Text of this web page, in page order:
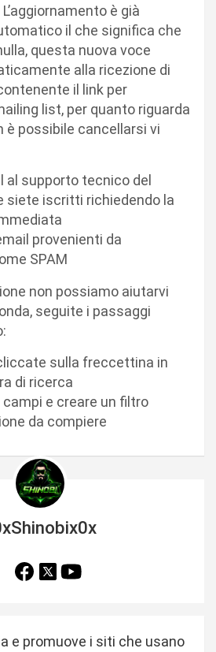
è già
il che significa che
questa nuova voce
alla ricezione di
il link per
list, per quanto riguarda
è possibile cancellarsi vi
al supporto tecnico del
siete iscritti richiedendo la
provenienti da
SPAM
non possiamo aiutarvi
seguite i passaggi
sulla freccettina in
di ricerca
campi e creare un filtro
da compiere
e promuove i siti che usano